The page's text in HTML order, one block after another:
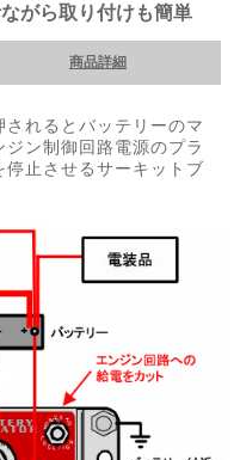
がら取り付けも簡単
商品詳細
れるとバッテリーのマ
ン制御回路電源のプラ
停止させるサーキットブ